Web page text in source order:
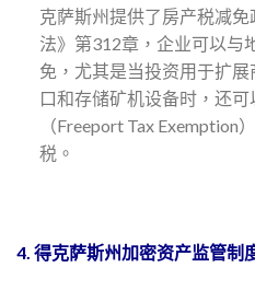
克萨斯州提供了房产税减
法》第312章，企业可以与
免，尤其是当投资用于扩
口和存储矿机设备时，还
（Freeport Tax Exemption
税。
4. 得克萨斯州加密资产监管制